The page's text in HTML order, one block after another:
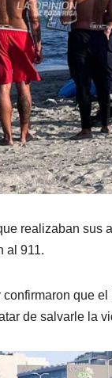
realizaban sus
al 911.
que
de salvarle la